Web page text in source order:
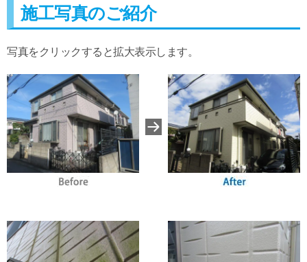
施工写真のご紹介
写真をクリックすると拡大表示します。